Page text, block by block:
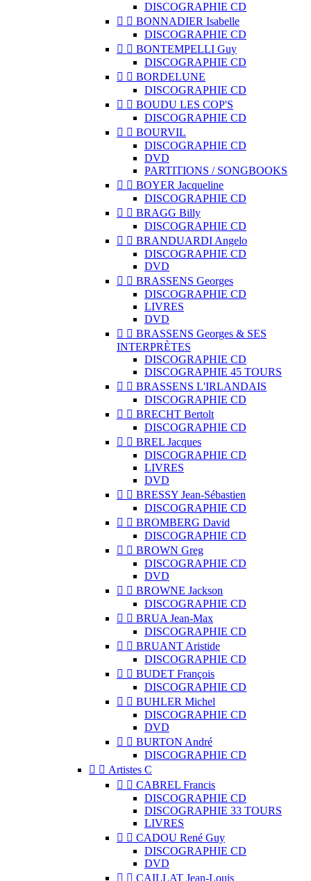
DISCOGRAPHIE CD
  BONNADIER Isabelle
DISCOGRAPHIE CD
  BONTEMPELLI Guy
DISCOGRAPHIE CD
  BORDELUNE
DISCOGRAPHIE CD
  BOUDU LES COP'S
DISCOGRAPHIE CD
  BOURVIL
DISCOGRAPHIE CD
DVD
PARTITIONS / SONGBOOKS
  BOYER Jacqueline
DISCOGRAPHIE CD
  BRAGG Billy
DISCOGRAPHIE CD
  BRANDUARDI Angelo
DISCOGRAPHIE CD
DVD
  BRASSENS Georges
DISCOGRAPHIE CD
LIVRES
DVD
  BRASSENS Georges & SES
INTERPRÈTES
DISCOGRAPHIE CD
DISCOGRAPHIE 45 TOURS
  BRASSENS L'IRLANDAIS
DISCOGRAPHIE CD
  BRECHT Bertolt
DISCOGRAPHIE CD
  BREL Jacques
DISCOGRAPHIE CD
LIVRES
DVD
  BRESSY Jean-Sébastien
DISCOGRAPHIE CD
  BROMBERG David
DISCOGRAPHIE CD
  BROWN Greg
DISCOGRAPHIE CD
DVD
  BROWNE Jackson
DISCOGRAPHIE CD
  BRUA Jean-Max
DISCOGRAPHIE CD
  BRUANT Aristide
DISCOGRAPHIE CD
  BUDET François
DISCOGRAPHIE CD
  BUHLER Michel
DISCOGRAPHIE CD
DVD
  BURTON André
DISCOGRAPHIE CD
  Artistes C
  CABREL Francis
DISCOGRAPHIE CD
DISCOGRAPHIE 33 TOURS
LIVRES
  CADOU René Guy
DISCOGRAPHIE CD
DVD
  CAILLAT Jean-Louis